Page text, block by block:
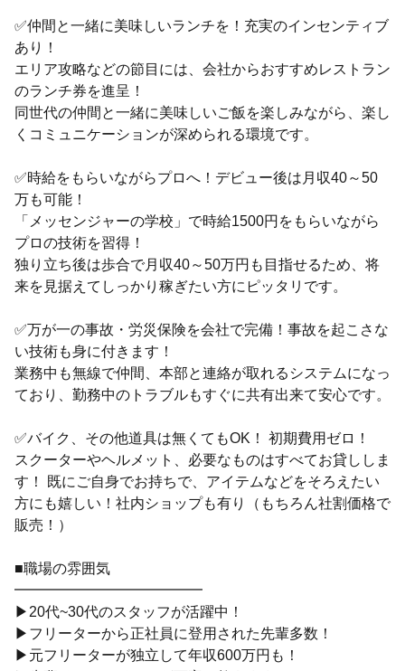
✅仲間と一緒に美味しいランチを！充実のインセンティブ
あり！
エリア攻略などの節目には、会社からおすすめレストラン
のランチ券を進呈！
同世代の仲間と一緒に美味しいご飯を楽しみながら、楽し
くコミュニケーションが深められる環境です。
✅時給をもらいながらプロへ！デビュー後は月収40～50
万も可能！
「メッセンジャーの学校」で時給1500円をもらいながら
プロの技術を習得！
独り立ち後は歩合で月収40～50万円も目指せるため、将
来を見据えてしっかり稼ぎたい方にピッタリです。
✅万が一の事故・労災保険を会社で完備！事故を起こさな
い技術も身に付きます！
業務中も無線で仲間、本部と連絡が取れるシステムになっ
ており、勤務中のトラブルもすぐに共有出来て安心です。
✅バイク、その他道具は無くてもOK！ 初期費用ゼロ！
スクーターやヘルメット、必要なものはすべてお貸ししま
す！ 既にご自身でお持ちで、アイテムなどをそろえたい
方にも嬉しい！社内ショップも有り（もちろん社割価格で
販売！）
■職場の雰囲気
━━━━━━━━━━━━━
▶20代~30代のスタッフが活躍中！
▶フリーターから正社員に登用された先輩多数！
▶元フリーターが独立して年収600万円も！